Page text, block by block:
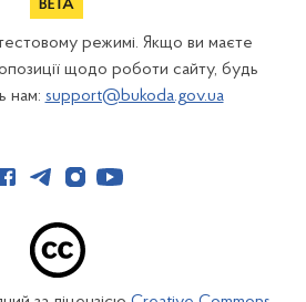
режимі. Якщо ви маєте
щодо роботи сайту, будь
нам: support@bukoda.gov.ua